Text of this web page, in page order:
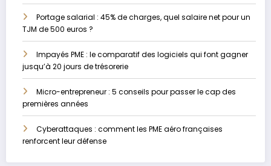
Portage salarial : 45% de charges, quel salaire net pour un
TJM de 500 euros ?
Impayés PME : le comparatif des logiciels qui font gagner
jusqu’à 20 jours de trésorerie
Micro-entrepreneur : 5 conseils pour passer le cap des
premières années
Cyberattaques : comment les PME aéro françaises
renforcent leur défense